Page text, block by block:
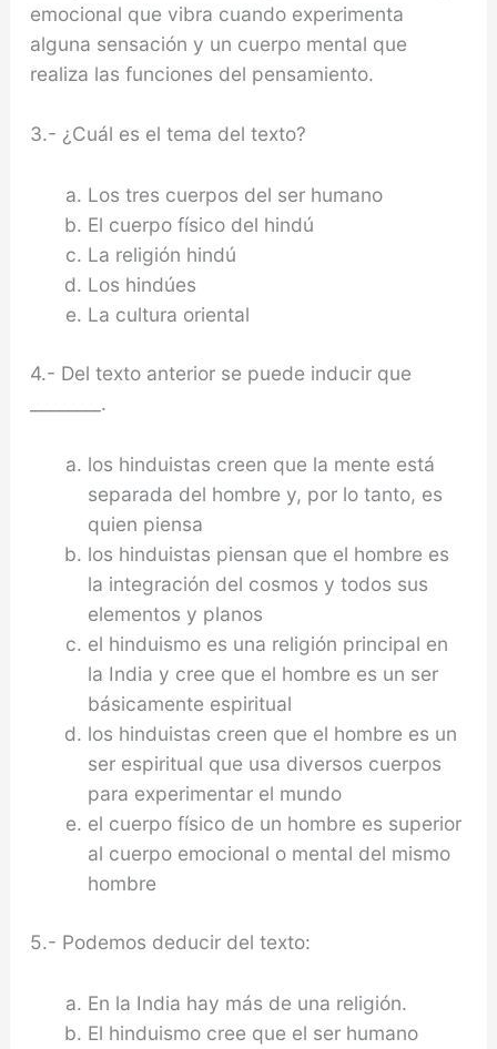
emocional que vibra cuando experimenta
alguna sensación y un cuerpo mental que
realiza las funciones del pensamiento.
3.- ¿Cuál es el tema del texto?
Los tres cuerpos del ser humano
El cuerpo físico del hindú
La religión hindú
Los hindúes
La cultura oriental
4.- Del texto anterior se puede inducir que
________.
los hinduistas creen que la mente está
separada del hombre y, por lo tanto, es
quien piensa
los hinduistas piensan que el hombre es
la in­tegración del cosmos y todos sus
elementos y planos
el hinduismo es una religión principal en
la In­dia y cree que el hombre es un ser
básicamente espiritual
los hinduistas creen que el hombre es un
ser espiritual que usa diversos cuerpos
para expe­rimentar el mundo
el cuerpo físico de un hombre es superior
al cuerpo emocional o mental del mismo
hombre
5.- Podemos deducir del texto:
En la India hay más de una religión.
El hinduismo cree que el ser humano